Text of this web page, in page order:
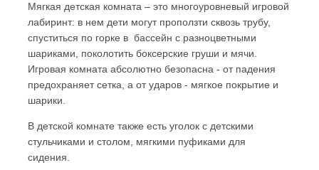
Мягкая детская комната – это многоуровневый игровой
лабиринт: в нем дети могут проползти сквозь трубу,
спуститься по горке в бассейн с разноцветными
шариками, поколотить боксерские груши и мячи.
Игровая комната абсолютно безопасна - от падения
предохраняет сетка, а от ударов - мягкое покрытие и
шарики.
В детской комнате также есть уголок с детскими
стульчиками и столом, мягкими пуфиками для
сидения.